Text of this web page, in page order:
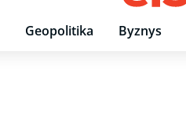
Geopolitika Byznys